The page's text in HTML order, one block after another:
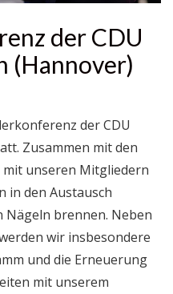
der CDU
(Hannover)
der CDU
Zusammen mit den
unseren Mitgliedern
in den Austausch
Nägeln brennen. Neben
wir insbesondere
und die Erneuerung
mit unserem